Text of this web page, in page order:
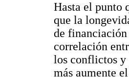
Hasta el punto
que la
de financiación
correlación
los conflictos y
más aumente